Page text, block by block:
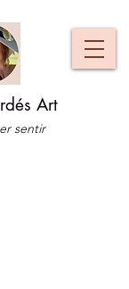
Art
sentir